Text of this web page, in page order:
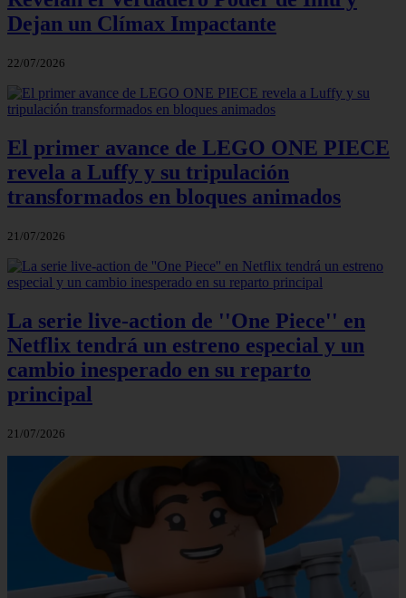
Dejan un Clímax Impactante
22/07/2026
El primer avance de LEGO ONE PIECE
revela a Luffy y su tripulación
transformados en bloques animados
21/07/2026
La serie live-action de ''One Piece'' en
Netflix tendrá un estreno especial y un
cambio inesperado en su reparto
principal
21/07/2026